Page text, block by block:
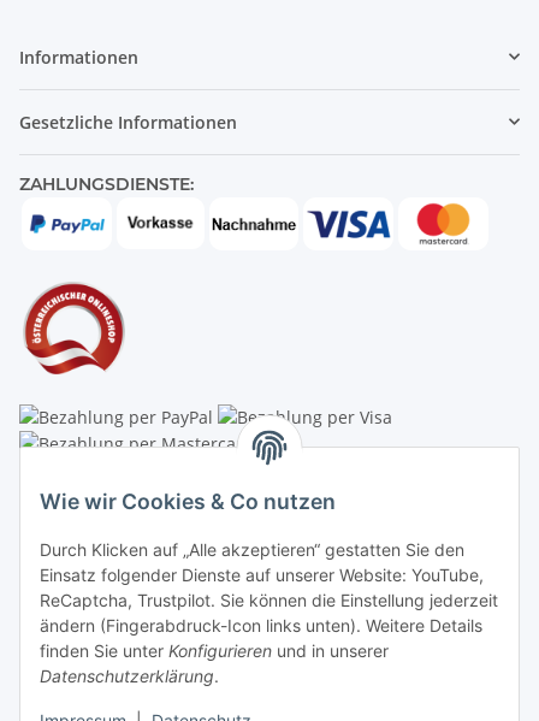
Wie wir Cookies & Co nutzen
Durch Klicken auf „Alle akzeptieren“ gestatten Sie den
Einsatz folgender Dienste auf unserer Website: YouTube,
ReCaptcha, Trustpilot. Sie können die Einstellung jederzeit
ändern (Fingerabdruck-Icon links unten). Weitere Details
finden Sie unter Konfigurieren und in unserer
Datenschutzerklärung.
Informationen
Gesetzliche Informationen
ZAHLUNGSDIENSTE:
Schauraum & Verkauf: Pfarrwald 46
Buchhaltung: Königleiten 11
A-3354 Wolfsbach
+43747782730